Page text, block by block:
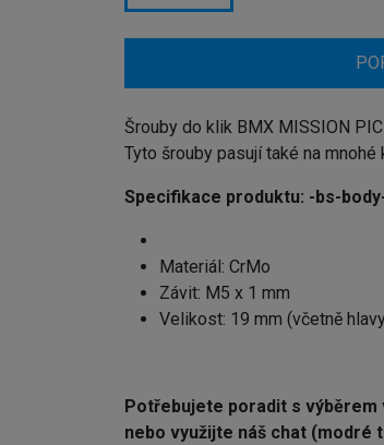
Šrouby do klik BMX MISSION
Tyto šrouby pasují také na
Specifikace produktu: -bs-
Materiál: CrMo
Závit: M5 x 1 mm
Velikost: 19 mm (včetně
Potřebujete poradit s
nebo využijte náš chat (modré